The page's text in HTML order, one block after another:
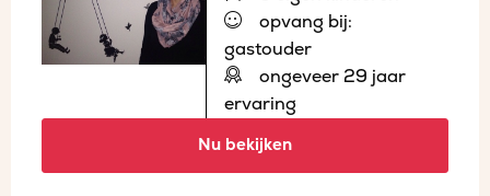
opvang bij:
gastouder
ongeveer 29 jaar
ervaring
Nu bekijken